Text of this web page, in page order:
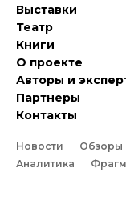
Выставки
Театр
Книги
О проекте
Авторы и
Партнеры
Контакты
Новости Обзоры
Аналитика